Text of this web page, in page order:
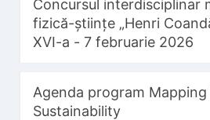
Concursul interdisciplinar
fizică-științe „Henri
XVI-a - 7 februarie 2026
Agenda program
Sustainability